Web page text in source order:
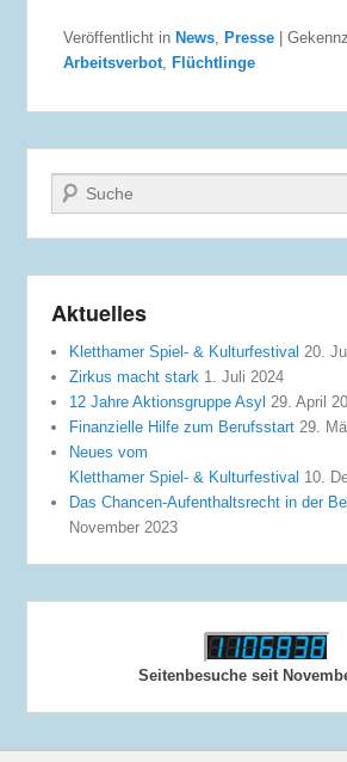
Veröffentlicht in News ,Presse |
Arbeitsverbot ,Flüchtlinge
Suche
Aktuelles
Kletthamer Spiel- & Kulturfestival 20.
Zirkus macht stark 1. Juli 2024
12 Jahre Aktionsgruppe Asyl 29. April
Finanzielle Hilfe zum Berufsstart 29.
Neues vom
Kletthamer Spiel- & Kulturfestival 10.
Das Chancen-Aufenthaltsrecht in der
November 2023
Seitenbesuche seit